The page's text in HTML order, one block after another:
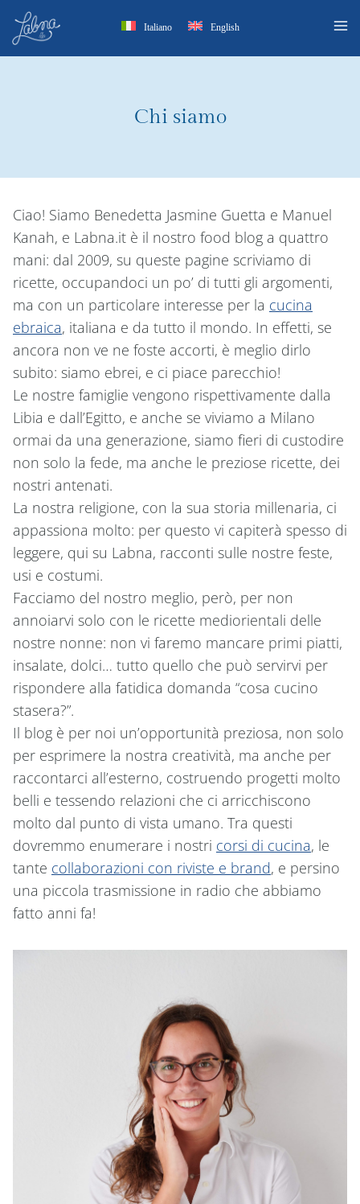
Salta
contenuto
Italiano English
Chi siamo
Ciao! Siamo Benedetta Jasmine Guetta e Manuel
Kanah, e Labna.it è il nostro food blog a quattro
mani: dal 2009, su queste pagine scriviamo di
ricette, occupandoci un po’ di tutti gli argomenti,
ma con un particolare interesse per la cucina
ebraica, italiana e da tutto il mondo. In effetti, se
ancora non ve ne foste accorti, è meglio dirlo
subito: siamo ebrei, e ci piace parecchio!
Le nostre famiglie vengono rispettivamente dalla
Libia e dall’Egitto, e anche se viviamo a Milano
ormai da una generazione, siamo fieri di custodire
non solo la fede, ma anche le preziose ricette, dei
nostri antenati.
La nostra religione, con la sua storia millenaria, ci
appassiona molto: per questo vi capiterà spesso di
leggere, qui su Labna, racconti sulle nostre feste,
usi e costumi.
Facciamo del nostro meglio, però, per non
annoiarvi solo con le ricette mediorientali delle
nostre nonne: non vi faremo mancare primi piatti,
insalate, dolci… tutto quello che può servirvi per
rispondere alla fatidica domanda “cosa cucino
stasera?”.
Il blog è per noi un’opportunità preziosa, non solo
per esprimere la nostra creatività, ma anche per
raccontarci all’esterno, costruendo progetti molto
belli e tessendo relazioni che ci arricchiscono
molto dal punto di vista umano. Tra questi
dovremmo enumerare i nostri corsi di cucina, le
tante collaborazioni con riviste e brand, e persino
una piccola trasmissione in radio che abbiamo
fatto anni fa!